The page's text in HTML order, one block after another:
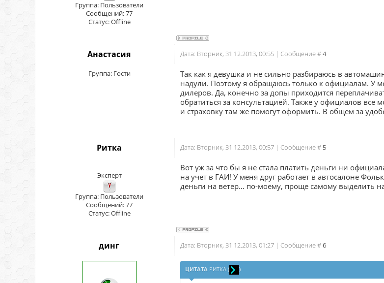
Группа: Пользователи
Сообщений:77
Статус:Offline
Анастасия Дата: Вторник, 31.12.2013, 00:55 | Сообщение #4
Группа: Гости
Так как я девушка и не сильно разбираюсь в
надули. Поэтому я обращаюсь только к официалам. У
дилеров. Да, конечно за допы приходится
обратиться за консультацией. Также у официалов
и страховку там же помогут оформить. В общем за
Ритка Дата: Вторник, 31.12.2013, 00:57 | Сообщение # 5
Эксперт
Группа: Пользователи
Сообщений:77
Статус:Offline
Вот уж за что бы я не стала платить деньги ни
на учёт в ГАИ! У меня друг работает в автосалоне
деньги на ветер… по-моему, проще самому выделить
динг Дата: Вторник, 31.12.2013, 01:27 | Сообщение #6
ЦИТАТА РИТКА ( )